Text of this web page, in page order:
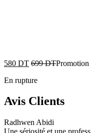
580 DT 699DTPromotion
En rupture
Avis Clients
Radhwen Abidi